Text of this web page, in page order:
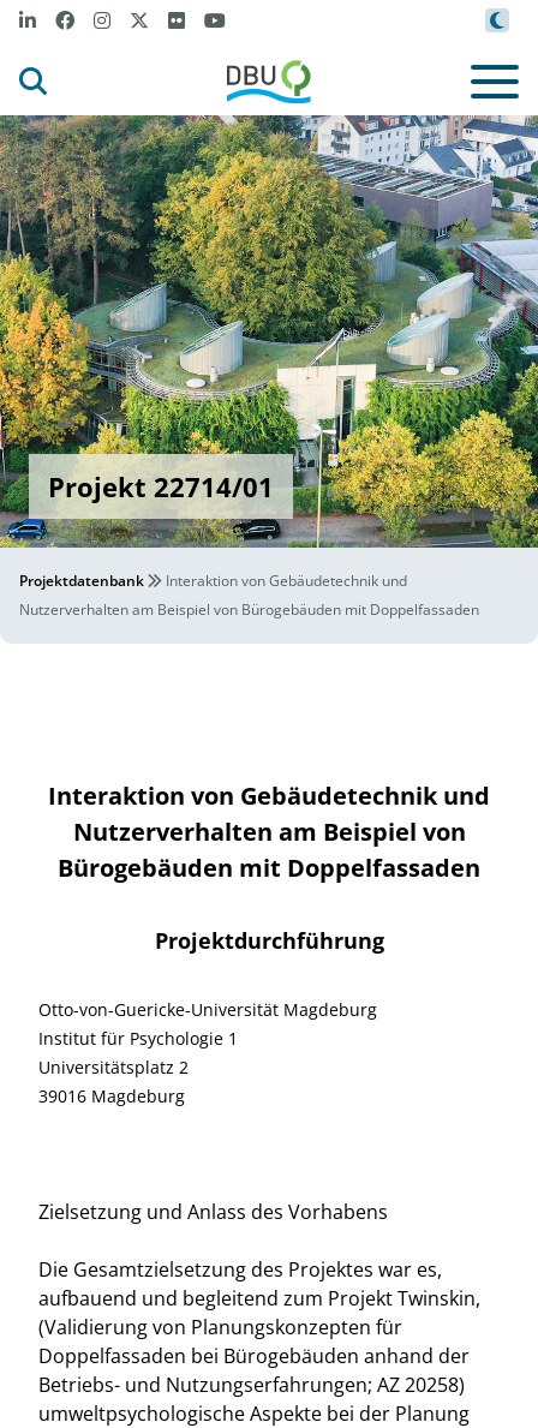
Projekt 22714/01
Projektdatenbank
Interaktion von Gebäudetechnik und
Nutzerverhalten am Beispiel von Bürogebäuden mit Doppelfassaden
Interaktion von Gebäudetechnik und
Nutzerverhalten am Beispiel von
Bürogebäuden mit Doppelfassaden
Projektdurchführung
Otto-von-Guericke-Universität Magdeburg
Institut für Psychologie 1
Universitätsplatz 2
39016 Magdeburg
Zielsetzung und Anlass des Vorhabens
Die Gesamtzielsetzung des Projektes war es,
aufbauend und begleitend zum Projekt Twinskin,
(Validierung von Planungskonzepten für
Doppelfassaden bei Bürogebäuden anhand der
Betriebs- und Nutzungserfahrungen; AZ 20258)
umweltpsychologische Aspekte bei der Planung